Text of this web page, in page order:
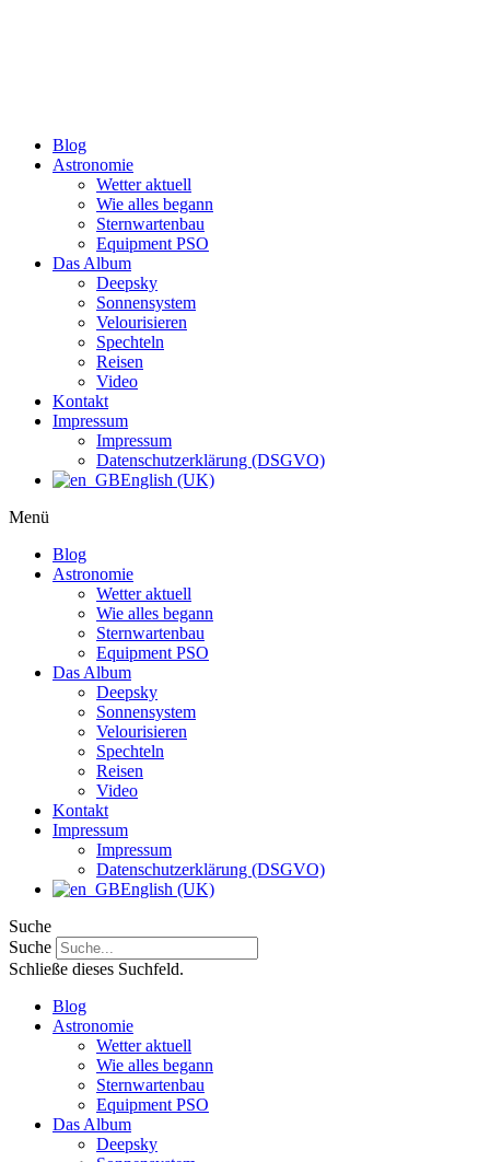
Blog
Astronomie
Wetter aktuell
Wie alles begann
Sternwartenbau
Equipment PSO
Das Album
Deepsky
Sonnensystem
Velourisieren
Spechteln
Reisen
Video
Kontakt
Impressum
Impressum
Datenschutzerklärung (DSGVO)
English (UK)
Menü
Blog
Astronomie
Wetter aktuell
Wie alles begann
Sternwartenbau
Equipment PSO
Das Album
Deepsky
Sonnensystem
Velourisieren
Spechteln
Reisen
Video
Kontakt
Impressum
Impressum
Datenschutzerklärung (DSGVO)
English (UK)
Suche
Suche
Schließe dieses Suchfeld.
Blog
Astronomie
Wetter aktuell
Wie alles begann
Sternwartenbau
Equipment PSO
Das Album
Deepsky